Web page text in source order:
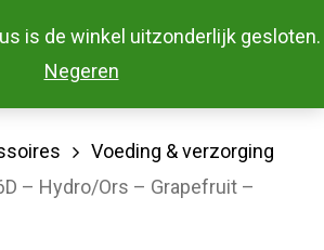
is de winkel uitzonderlijk gesloten.
Negeren
Menu
Voeding & verzorging
– Hydro/Ors – Grapefruit –
Menu